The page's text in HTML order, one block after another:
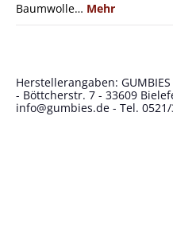
Baumwolle… Mehr
Herstellerangaben:
- Böttcherstr. 7 - 33609
info@gumbies.de - Tel.